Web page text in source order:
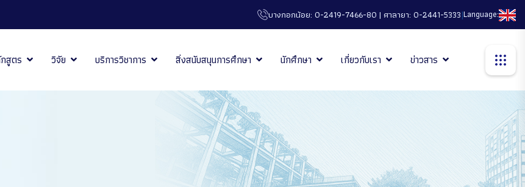
บางกอกน้อย: 0-2419-7466-80 | ศาลายา: 0-2441-5333|Language:
สูตร วิจัย บริการวิชาการ สิ่งสนับสนุนการศึกษา นักศึกษา เกี่ยวกับเรา ข่าวสาร